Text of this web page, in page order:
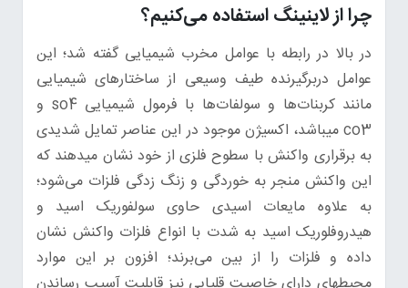
چرا از لاینینگ استفاده می‌کنیم؟
در بالا در رابطه با عوامل مخرب شیمیایی گفته شد؛ این
عوامل دربرگیرنده طیف وسیعی از ساختارهای شیمیایی
مانند کربنات‌ها و سولفات‌ها با فرمول شیمیایی so4 و
co3 میباشد، اکسیژن موجود در این عناصر تمایل شدیدی
به برقراری واکنش با سطوح فلزی از خود نشان میدهند که
این واکنش منجر به خوردگی و زنگ زدگی فلزات می‌شود؛
به علاوه مایعات اسیدی حاوی سولفوریک اسید و
هیدروفلوریک اسید به شدت با انواع فلزات واکنش نشان
داده و فلزات را از بین می‌برند؛ افزون بر این موارد